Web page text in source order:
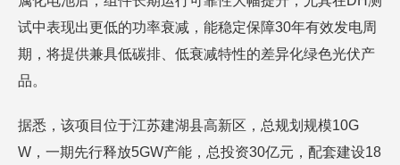
试中表现出更低的功率衰减，能稳定保障30年有效发电周
期，将提供兼具低碳排、低衰减特性的差异化绿色光伏产
品。
据悉，该项目位于江苏建湖县高新区，总规划规模10G
W，一期先行释放5GW产能，总投资30亿元，配套建设18